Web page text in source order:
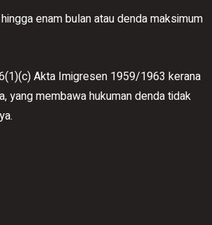
enam bulan atau denda maksimum
Akta Imigresen 1959/1963 kerana
yang membawa hukuman denda tidak